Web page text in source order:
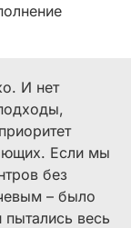
И нет
Если мы
без
– было
весь